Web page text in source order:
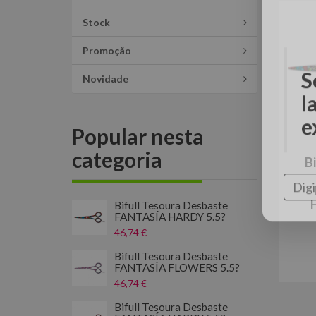
Stock
Promoção
Novidade
Popular nesta
categoria
Bifull Tesoura Desbaste
FANTASÍA HARDY 5.5?
46,74 €
Bifull Tesoura Desbaste
FANTASÍA FLOWERS 5.5?
46,74 €
Bifull Tesoura Desbaste